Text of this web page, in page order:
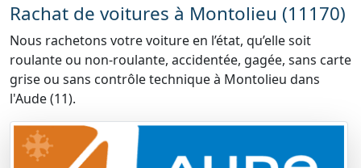
Rachat de voitures à Montolieu (11170)
Nous rachetons votre voiture en l’état, qu’elle soit
roulante ou non-roulante, accidentée, gagée, sans carte
grise ou sans contrôle technique à Montolieu dans
l'Aude (11).